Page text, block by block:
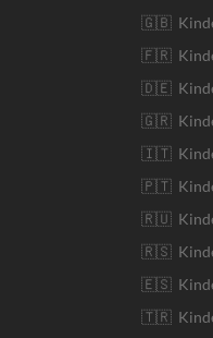
🇬🇧
🇫🇷
🇩🇪
🇬🇷
🇮🇹
🇵🇹
🇷🇺
🇷🇸
🇪🇸
🇹🇷